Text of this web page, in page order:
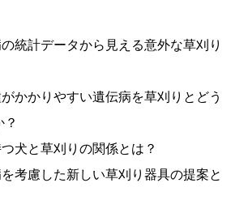
統計データから見える意外な草刈り
かかりやすい遺伝病を草刈りとどう
犬と草刈りの関係とは？
考慮した新しい草刈り器具の提案と